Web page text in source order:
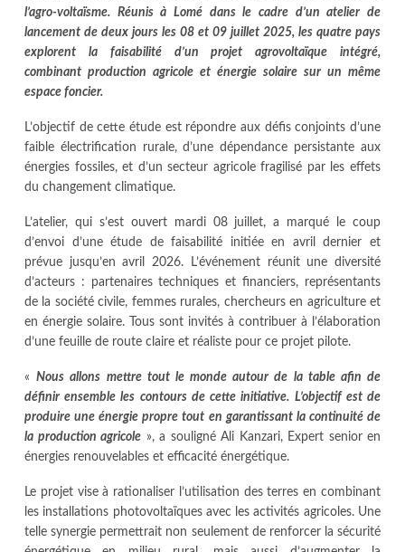
l’agro-voltaïsme. Réunis à Lomé dans le cadre d’un atelier de
lancement de deux jours les 08 et 09 juillet 2025, les quatre pays
explorent la faisabilité d’un projet agrovoltaïque intégré,
combinant production agricole et énergie solaire sur un même
espace foncier.
L’objectif de cette étude est répondre aux défis conjoints d’une
faible électrification rurale, d’une dépendance persistante aux
énergies fossiles, et d’un secteur agricole fragilisé par les effets
du changement climatique.
L’atelier, qui s’est ouvert mardi 08 juillet, a marqué le coup
d’envoi d’une étude de faisabilité initiée en avril dernier et
prévue jusqu’en avril 2026. L’événement réunit une diversité
d’acteurs : partenaires techniques et financiers, représentants
de la société civile, femmes rurales, chercheurs en agriculture et
en énergie solaire. Tous sont invités à contribuer à l’élaboration
d’une feuille de route claire et réaliste pour ce projet pilote.
«Nous allons mettre tout le monde autour de la table afin de
définir ensemble les contours de cette initiative. L’objectif est de
produire une énergie propre tout en garantissant la continuité de
la production agricole », a souligné Ali Kanzari, Expert senior en
énergies renouvelables et efficacité énergétique.
Le projet vise à rationaliser l’utilisation des terres en combinant
les installations photovoltaïques avec les activités agricoles. Une
telle synergie permettrait non seulement de renforcer la sécurité